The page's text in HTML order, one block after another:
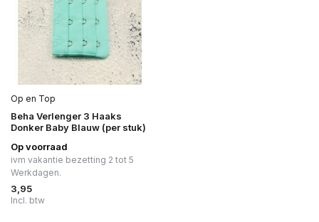
Op en Top
Beha Verlenger 3 Haaks
Donker Baby Blauw (per stuk)
Op voorraad
ivm vakantie bezetting 2 tot 5
Werkdagen.
3,95
Incl. btw